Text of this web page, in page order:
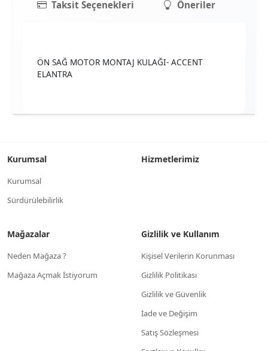
Taksit Seçenekleri Öneriler
ÖN SAĞ MOTOR MONTAJ KULAĞI- ACCENT
ELANTRA
Kurumsal
Kurumsal
Sürdürülebilirlik
Hizmetlerimiz
Mağazalar
Neden Mağaza ?
Mağaza Açmak İstiyorum
Gizlilik ve Kullanım
Kişisel Verilerin Korunması
Gizlilik Politikası
Gizlilik ve Güvenlik
İade ve Değişim
Satış Sözleşmesi